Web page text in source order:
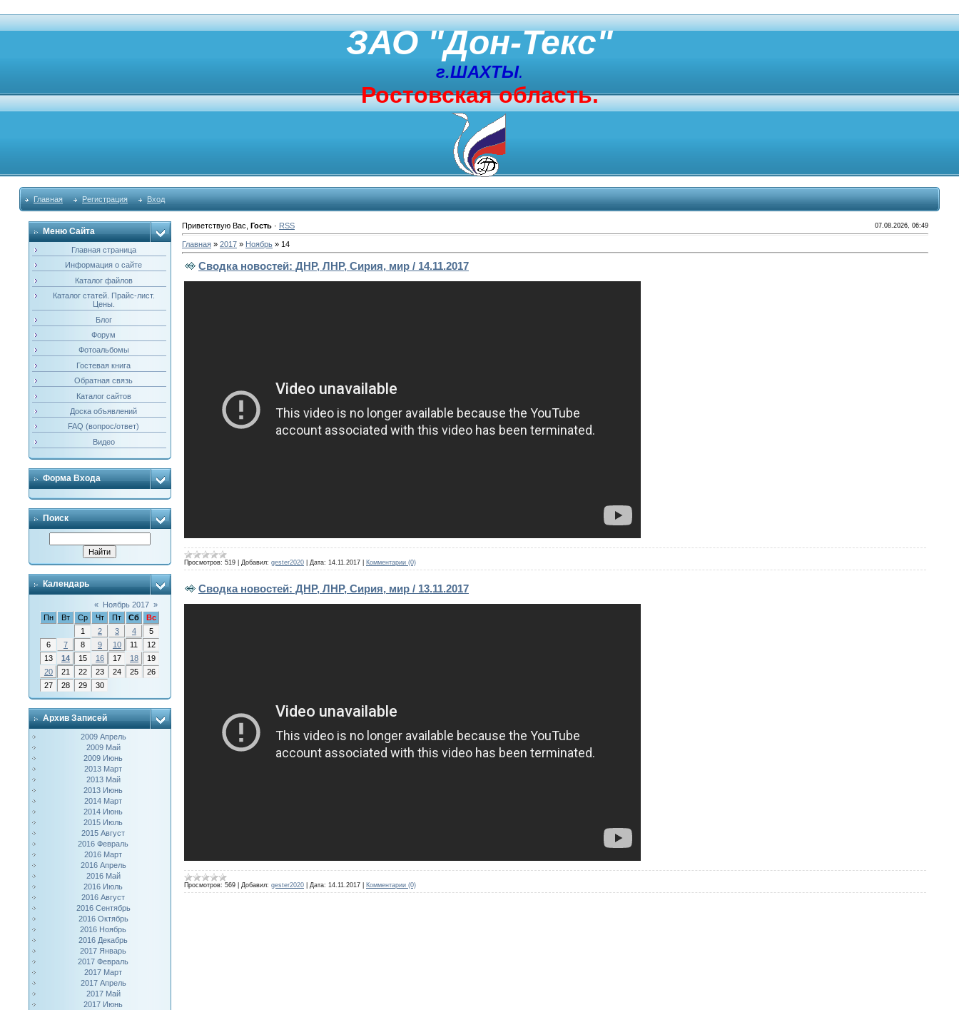
ЗАО "Дон-Текс"
г.ШАХТЫ.
Ростовская область.
Главная Регистрация Вход
Меню Сайта
Главная страница
Информация о сайте
Каталог файлов
Каталог статей. Прайс-лист.
Цены.
Блог
Форум
Фотоальбомы
Гостевая книга
Обратная связь
Каталог сайтов
Доска объявлений
FAQ (вопрос/ответ)
Видео
Форма Входа
Поиск
Календарь
« Ноябрь 2017 »
Пн
Вт Ср Чт Пт Сб
Вс
1
2 3 4
5
6
7 8 9 10 11
12
13
14 15 16 17 18
19
20
21 22 23 24 25
26
27
28 29 30
Архив Записей
2009 Апрель
2009 Май
2009 Июнь
2013 Март
2013 Май
2013 Июнь
2014 Март
2014 Июнь
2015 Июль
2015 Август
2016 Февраль
2016 Март
2016 Апрель
2016 Май
2016 Июль
2016 Август
2016 Сентябрь
2016 Октябрь
2016 Ноябрь
2016 Декабрь
2017 Январь
2017 Февраль
2017 Март
2017 Апрель
2017 Май
2017 Июнь
Приветствую Вас Гость· RSS 07.08.2026, 06:49
Главная» 2017 » Ноябрь » 14
Сводка новостей: ДНР, ЛНР, Сирия, мир / 14.11.2017
Просмотров: 519 Добавил: gester2020 Дата: 14.11.2017 Комментарии (0)
Сводка новостей: ДНР, ЛНР, Сирия, мир / 13.11.2017
Просмотров: 569 Добавил: gester2020 Дата: 14.11.2017 Комментарии (0)